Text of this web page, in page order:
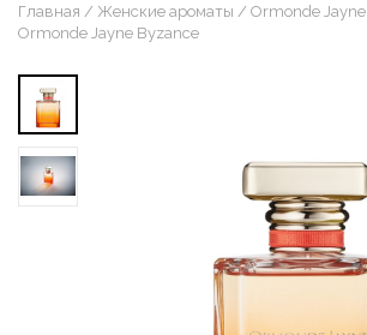
Главная Женские ароматы
Ormonde Jayne
Ormonde Jayne Byzance